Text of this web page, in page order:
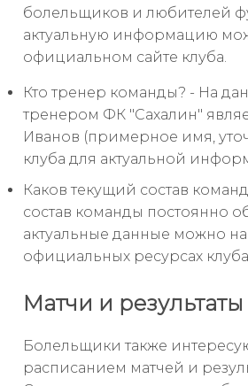
болельщиков и любителей
актуальную информацию
официальном сайте клуба.
Кто тренер команды? - На
тренером ФК "Сахалин"
Иванов (примерное имя,
клуба для актуальной
Каков текущий состав
состав команды постоянно
актуальные данные можно
официальных ресурсах
Матчи и результаты
Болельщики также
расписанием матчей и